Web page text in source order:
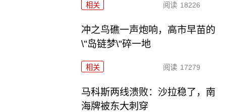
相关 阅读 18226
冲之鸟礁一声炮响，高市早苗的
\"岛链梦\"碎一地
相关 阅读 17279
马科斯两线溃败：沙拉稳了，南
海牌被东大刺穿